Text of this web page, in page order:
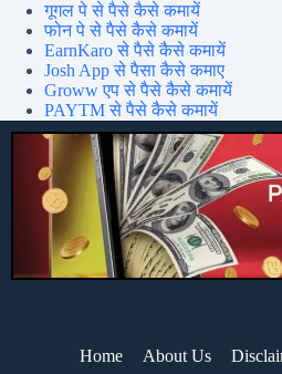
गूगल पे से पैसे कैसे कमायें
फोन पे से पैसे कैसे कमायें
EarnKaro से पैसे कैसे कमायें
Josh App से पैसा कैसे कमाए
Groww एप से पैसे कैसे कमायें
PAYTM से पैसे कैसे कमायें
Home About Us